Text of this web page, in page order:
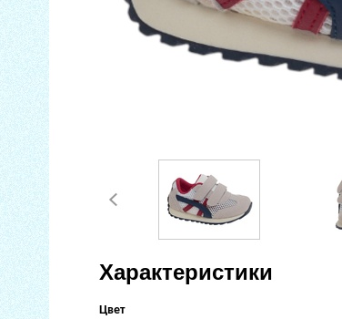
Характеристики
Цвет